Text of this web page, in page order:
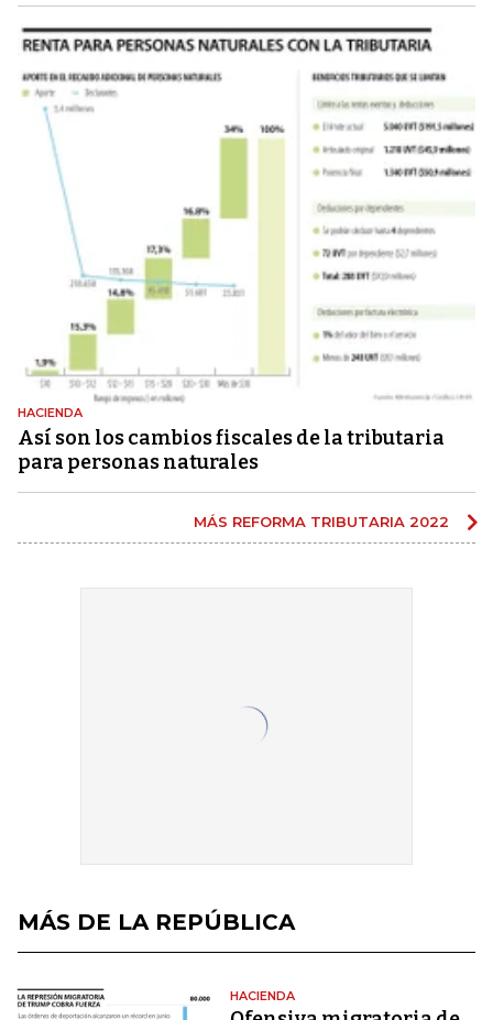
HACIENDA
Así son los cambios fiscales de la tributaria
para personas naturales
MÁS REFORMA TRIBUTARIA 2022
MÁS DE LA REPÚBLICA
HACIENDA